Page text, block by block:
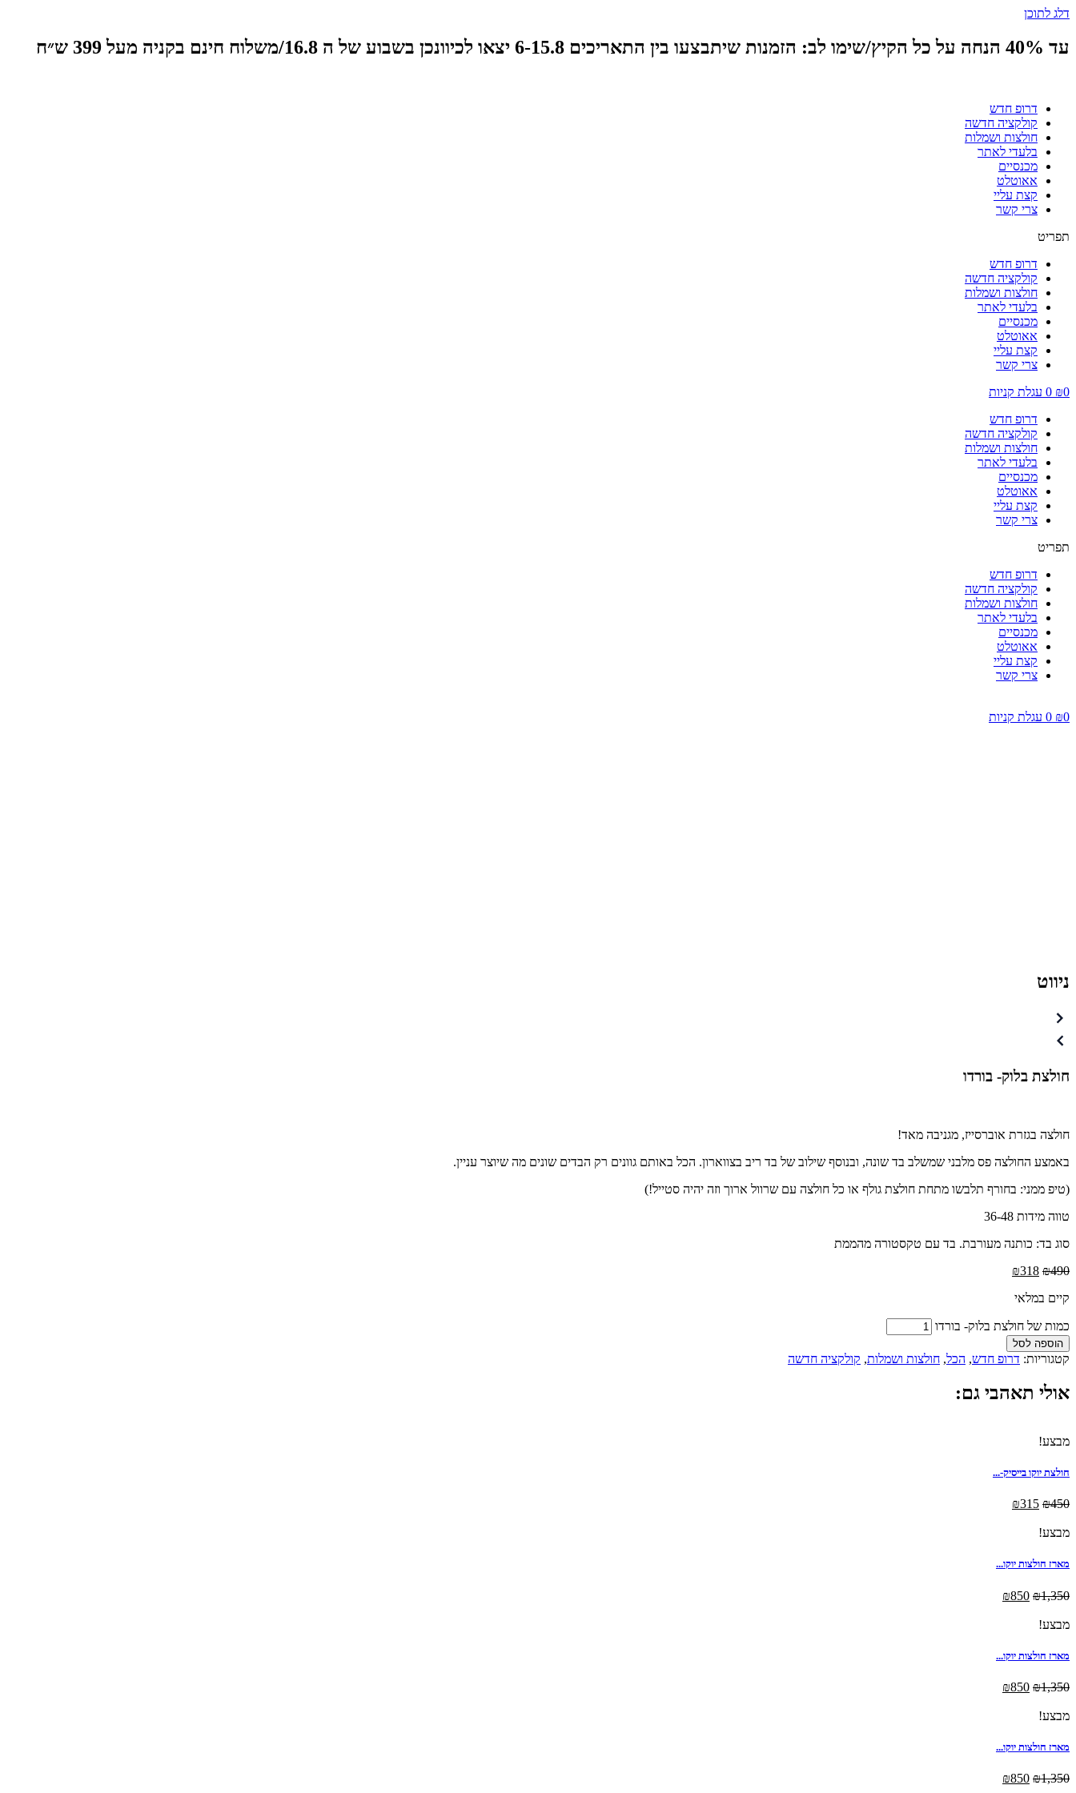
דלג לתוכן
עד 40% הנחה על כל הקיץ/שימו לב: הזמנות שיתבצעו בין התאריכים 6-15.8 יצאו לכיוונכן בשבוע של ה 16.8/משלוח חינם בקניה מעל 399 ש״ח
דרופ חדש
קולקציה חדשה
חולצות ושמלות
בלעדי לאתר
מכנסיים
אאוטלט
קצת עליי
צרי קשר
תפריט
דרופ חדש
קולקציה חדשה
חולצות ושמלות
בלעדי לאתר
מכנסיים
אאוטלט
קצת עליי
צרי קשר
₪0
0 עגלת קניות
דרופ חדש
קולקציה חדשה
חולצות ושמלות
בלעדי לאתר
מכנסיים
אאוטלט
קצת עליי
צרי קשר
תפריט
דרופ חדש
קולקציה חדשה
חולצות ושמלות
בלעדי לאתר
מכנסיים
אאוטלט
קצת עליי
צרי קשר
₪0
0 עגלת קניות
ניווט
חולצת בלוק- בורדו
חולצה בגזרת אוברסייז, מגניבה מאד!
באמצע החולצה פס מלבני שמשלב בד שונה, ובנוסף שילוב של בד ריב בצווארון. הכל באותם גוונים רק הבדים שונים מה שיוצר עניין.
(טיפ ממני: בחורף תלבשו מתחת חולצת גולף או כל חולצה עם שרוול ארוך וזה יהיה סטייל!)
טווה מידות 36-48
סוג בד: כותנה מעורבת. בד עם טקסטורה מהממת
₪490
₪318
קיים במלאי
כמות של חולצת בלוק- בורדו
הוספה לסל
קטגוריות: דרופ חדש, הכל, חולצות ושמלות, קולקציה חדשה
אולי תאהבי גם:
מבצע!
חולצת יוקו בייסיק-...
₪450
₪315
מבצע!
מארז חולצות יוקו...
₪1,350
₪850
מבצע!
מארז חולצות יוקו...
₪1,350
₪850
מבצע!
מארז חולצות יוקו...
₪1,350
₪850